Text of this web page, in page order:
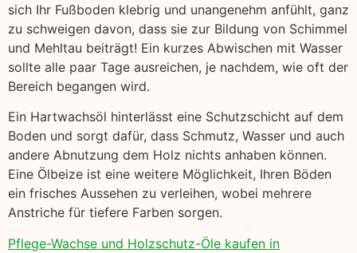
sich Ihr Fußboden klebrig und unangenehm anfühlt, ganz
zu schweigen davon, dass sie zur Bildung von Schimmel
und Mehltau beiträgt! Ein kurzes Abwischen mit Wasser
sollte alle paar Tage ausreichen, je nachdem, wie oft der
Bereich begangen wird.
Ein Hartwachsöl hinterlässt eine Schutzschicht auf dem
Boden und sorgt dafür, dass Schmutz, Wasser und auch
andere Abnutzung dem Holz nichts anhaben können.
Eine Ölbeize ist eine weitere Möglichkeit, Ihren Böden
ein frisches Aussehen zu verleihen, wobei mehrere
Anstriche für tiefere Farben sorgen.
Pflege-Wachse und Holzschutz-Öle kaufen in